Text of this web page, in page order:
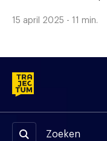
15 april 2025 - 11 min.
Zoeken